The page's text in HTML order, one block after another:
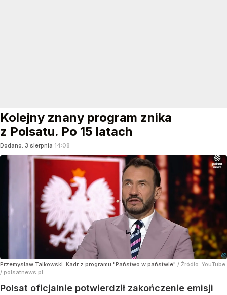
Kolejny znany program znika
z Polsatu. Po 15 latach
Dodano: 3 sierpnia 14:08
Przemysław Talkowski. Kadr z programu "Państwo w państwie" / Źródło: YouTube
/ polsatnews.pl
Polsat oficjalnie potwierdził zakończenie emisji